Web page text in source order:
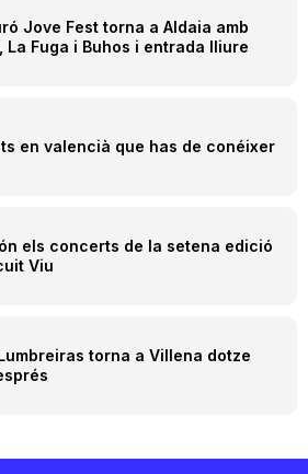
Jove Fest torna a Aldaia amb
La Fuga i Buhos i entrada lliure
en valencià que has de conéixer
els concerts de la setena edició
Viu
Lumbreiras torna a Villena dotze